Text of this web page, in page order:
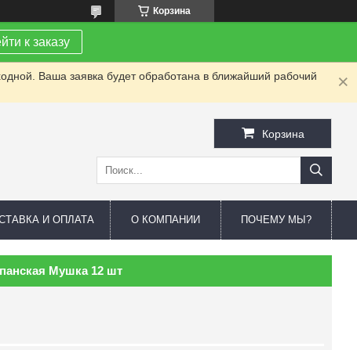
Корзина
к заказу
Ваша заявка будет обработана в ближайший рабочий
Корзина
И ОПЛАТА О КОМПАНИИ ПОЧЕМУ МЫ?
Мушка 12 шт